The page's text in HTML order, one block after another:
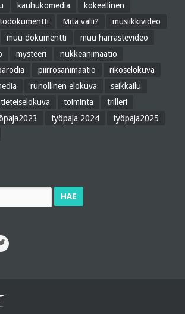
kauhukomedia
kokeellinen
Mitä välii?
musiikkivideo
muu dokumentti
muu harrastevideo
mysteeri
nukkeanimaatio
piirrosanimaatio
rikoselokuva
runollinen elokuva
seikkailu
tieteiselokuva toiminta
trilleri
työpaja 2024
työpaja2025